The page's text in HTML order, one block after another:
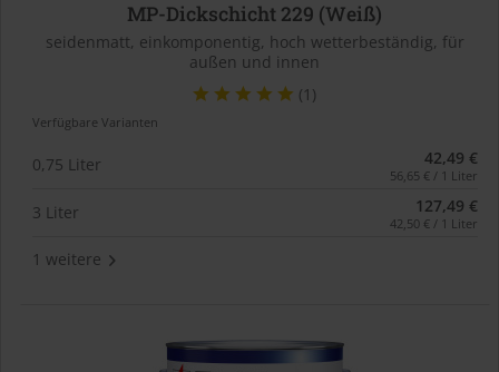
MP-Dickschicht 229 (Weiß)
seidenmatt, einkomponentig, hoch wetterbeständig, für
außen und innen
(1)
Verfügbare Varianten
0,75 Liter 42,49 €
56,65 € / 1 Liter
3 Liter 127,49 €
42,50 € / 1 Liter
1 weitere